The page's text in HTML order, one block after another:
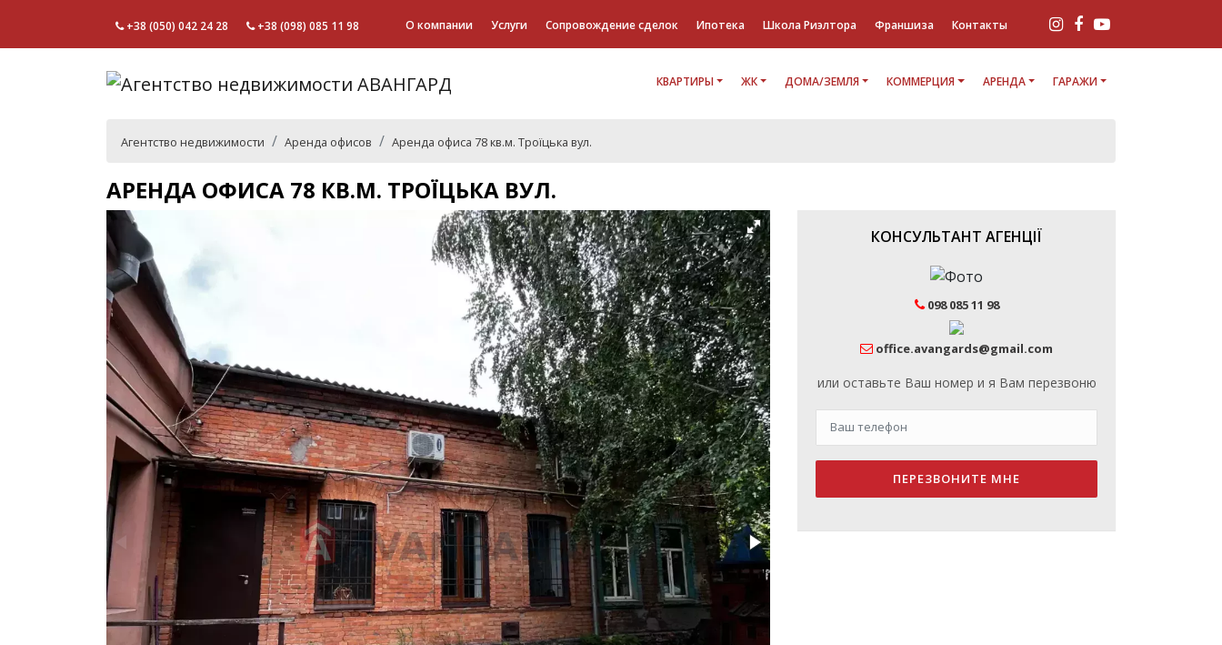
+38 (050) 042 24 28 +38 (098) 085 11 98 О компании Услуги Сопровождение сделок Ипотека Школа Риэлтора Франшиза Контакты
КВАРТИРЫ ЖК ДОМА/ЗЕМЛЯ КОММЕРЦИЯ АРЕНДА ГАРАЖИ
Агентство недвижимости Аренда офисов Аренда офиса 78 кв.м. Троїцька вул.
АРЕНДА ОФИСА 78 КВ.М. ТРОЇЦЬКА ВУЛ.
КОНСУЛЬТАНТ АГЕНЦІЇ
098 085 11 98
office.avangards@gmail.com
или оставьте Ваш номер и я Вам перезвоню
ПЕРЕЗВОНИТЕ МНЕ